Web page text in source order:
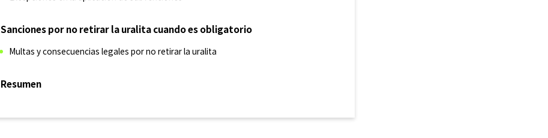
Sanciones por no retirar la uralita cuando es obligatorio
Multas y consecuencias legales por no retirar la uralita
Resumen